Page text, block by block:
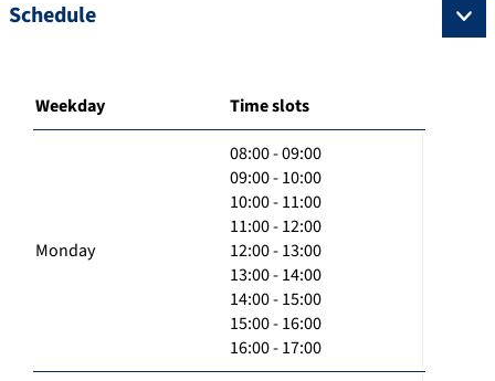
Schedule
Weekday Time slots
Monday
08:00 - 09:00
09:00 - 10:00
10:00 - 11:00
11:00 - 12:00
12:00 - 13:00
13:00 - 14:00
14:00 - 15:00
15:00 - 16:00
16:00 - 17:00